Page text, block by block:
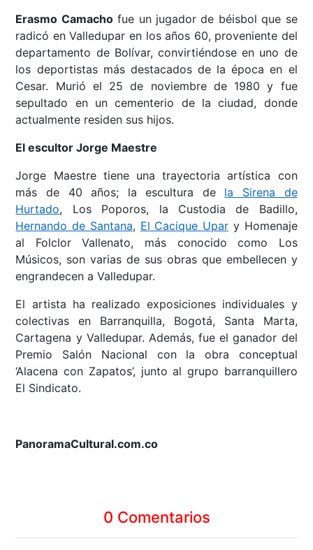
Erasmo Camachofue un jugador de béisbol que se
radicó en Valledupar en los años 60, proveniente del
departamento de Bolívar, convirtiéndose en uno de
los deportistas más destacados de la época en el
Cesar. Murió el 25 de noviembre de 1980 y fue
sepultado en un cementerio de la ciudad, donde
actualmente residen sus hijos.
El escultor Jorge Maestre
Jorge Maestre tiene una trayectoria artística con
más de 40 años; la escultura de la Sirena de
Hurtado, Los Poporos, la Custodia de Badillo,
Hernando de Santana, El Cacique Upar y Homenaje
al Folclor Vallenato, más conocido como Los
Músicos, son varias de sus obras que embellecen y
engrandecen a Valledupar.
El artista ha realizado exposiciones individuales y
colectivas en Barranquilla, Bogotá, Santa Marta,
Cartagena y Valledupar. Además, fue el ganador del
Premio Salón Nacional con la obra conceptual
‘Alacena con Zapatos’, junto al grupo barranquillero
El Sindicato.
PanoramaCultural.com.co
0 Comentarios